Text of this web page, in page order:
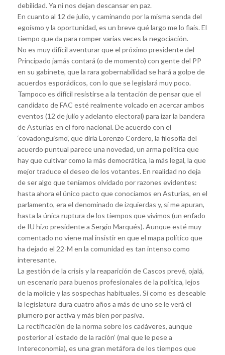
debilidad. Ya ni nos dejan descansar en paz.
En cuanto al 12 de julio, y caminando por la misma senda del
egoísmo y la oportunidad, es un breve qué largo me lo fiais. El
tiempo que da para romper varias veces la negociación.
No es muy difícil aventurar que el próximo presidente del
Principado jamás contará (o de momento) con gente del PP
en su gabinete, que la rara gobernabilidad se hará a golpe de
acuerdos esporádicos, con lo que se legislará muy poco.
Tampoco es difícil resistirse a la tentación de pensar que el
candidato de FAC esté realmente volcado en acercar ambos
eventos (12 de julio y adelanto electoral) para izar la bandera
de Asturias en el foro nacional. De acuerdo con el
‘covadonguismo’, que diría Lorenzo Cordero, la filosofía del
acuerdo puntual parece una novedad, un arma política que
hay que cultivar como la más democrática, la más legal, la que
mejor traduce el deseo de los votantes. En realidad no deja
de ser algo que teníamos olvidado por razones evidentes:
hasta ahora el único pacto que conocíamos en Asturias, en el
parlamento, era el denominado de izquierdas y, si me apuran,
hasta la única ruptura de los tiempos que vivimos (un enfado
de IU hizo presidente a Sergio Marqués). Aunque esté muy
comentado no viene mal insistir en que el mapa político que
ha dejado el 22-M en la comunidad es tan intenso como
interesante.
La gestión de la crisis y la reaparición de Cascos prevé, ojalá,
un escenario para buenos profesionales de la política, lejos
de la molicie y las sospechas habituales. Si como es deseable
la legislatura dura cuatro años a más de uno se le verá el
plumero por activa y más bien por pasiva.
La rectificación de la norma sobre los cadáveres, aunque
posterior al ‘estado de la ración’ (mal que le pese a
Intereconomía), es una gran metáfora de los tiempos que